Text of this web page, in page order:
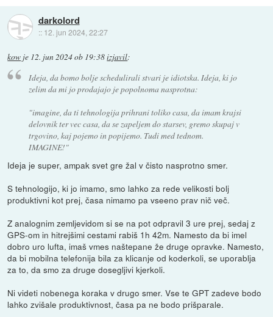
darkolord
:: 12. jun 2024, 22:27
kow je 12. jun 2024 ob 19:38izjavil:
Ideja, da bomo bolje schedulirali stvari je idiotska. Ideja, ki jo
zelim da mi jo prodajajo je popolnoma nasprotna:
"imagine, da ti tehnologija prihrani toliko casa, da imam krajsi
delovnik ter vec casa, da se zapeljem do starsev, gremo skupaj v
trgovino, kaj pojemo in popijemo. Tudi med tednom.
IMAGINE!"
Ideja je super, ampak svet gre žal v čisto nasprotno smer.
S tehnologijo, ki jo imamo, smo lahko za rede velikosti bolj
produktivni kot prej, časa nimamo pa vseeno prav nič več.
Z analognim zemljevidom si se na pot odpravil 3 ure prej, sedaj z
GPS-om in hitrejšimi cestami rabiš 1h 42m. Namesto da bi imel
dobro uro lufta, imaš vmes naštepane že druge opravke. Namesto,
da bi mobilna telefonija bila za klicanje od koderkoli, se uporablja
za to, da smo za druge dosegljivi kjerkoli.
Ni videti nobenega koraka v drugo smer. Vse te GPT zadeve bodo
lahko zvišale produktivnost, časa pa ne bodo prišparale.